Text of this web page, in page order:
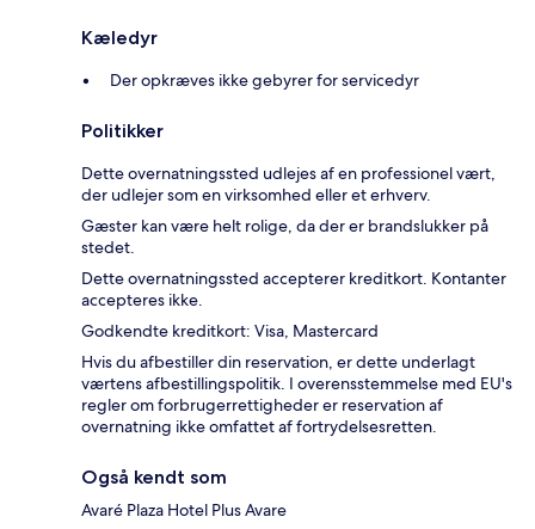
Kæledyr
Der opkræves ikke gebyrer for servicedyr
Politikker
Dette overnatningssted udlejes af en professionel vært,
der udlejer som en virksomhed eller et erhverv.
Gæster kan være helt rolige, da der er brandslukker på
stedet.
Dette overnatningssted accepterer kreditkort. Kontanter
accepteres ikke.
Godkendte kreditkort: Visa, Mastercard
Hvis du afbestiller din reservation, er dette underlagt
værtens afbestillingspolitik. I overensstemmelse med EU's
regler om forbrugerrettigheder er reservation af
overnatning ikke omfattet af fortrydelsesretten.
Også kendt som
Avaré Plaza Hotel Plus Avare